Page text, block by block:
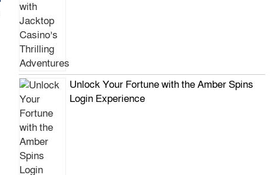
Unlock Your Fortune with the Amber Spins
Login Experience